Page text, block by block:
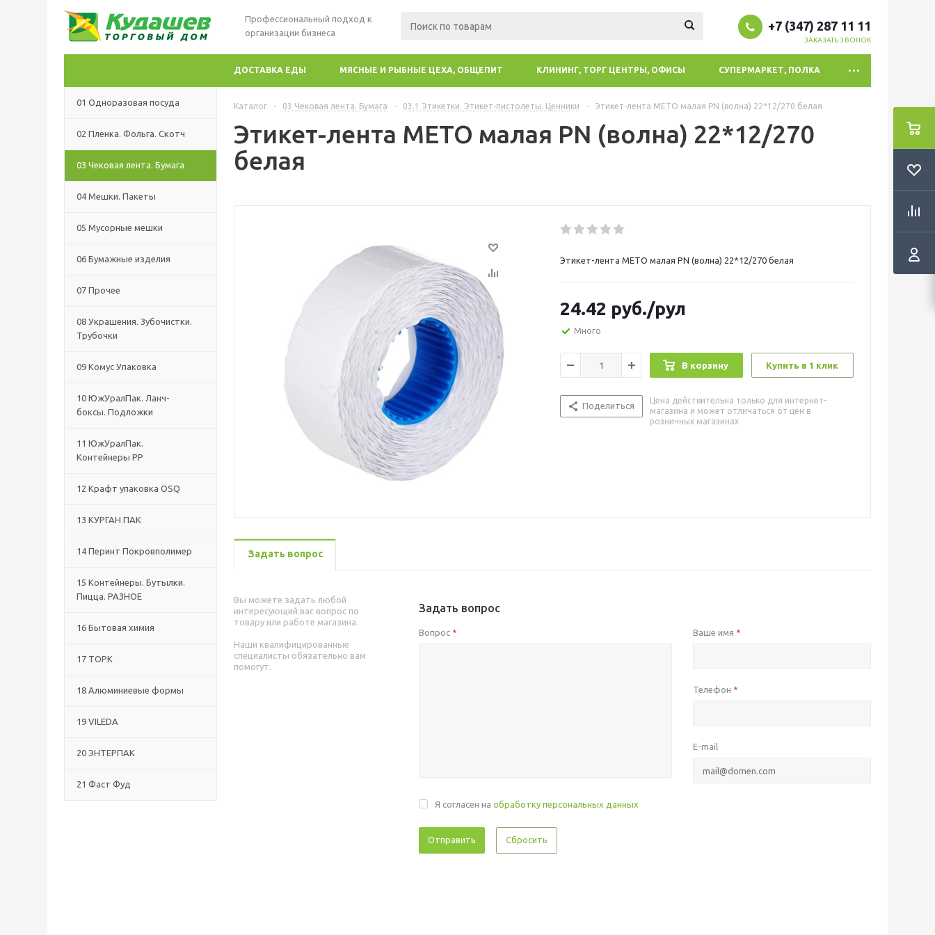
Профессиональный подход к
организации бизнеса
+7 (347) 287 11 11
ЗАКАЗАТЬ ЗВОНОК
ДОСТАВКА ЕДЫ МЯСНЫЕ И РЫБНЫЕ ЦЕХА, ОБЩЕПИТ КЛИНИНГ, ТОРГ ЦЕНТРЫ, ОФИСЫ СУПЕРМАРКЕТ, ПОЛКА
01 Одноразовая посуда
02 Пленка. Фольга. Скотч
03 Чековая лента. Бумага
04 Мешки. Пакеты
05 Мусорные мешки
06 Бумажные изделия
07 Прочее
08 Украшения. Зубочистки.
Трубочки
09 Комус Упаковка
10 ЮжУралПак. Ланч-
боксы. Подложки
11 ЮжУралПак.
Контейнеры РР
12 Крафт упаковка OSQ
13 КУРГАН ПАК
14 Перинт Покровполимер
15 Контейнеры. Бутылки.
Пицца. РАЗНОЕ
16 Бытовая химия
17 ТОРК
18 Алюминиевые формы
19 VILEDA
20 ЭНТЕРПАК
21 Фаст Фуд
Каталог - 03 Чековая лента. Бумага - 03.1 Этикетки. Этикет-пистолеты. Ценники - Этикет-лента МЕТО малая PN (волна) 22*12/270 белая
Этикет-лента МЕТО малая PN (волна) 22*12/270
белая
Этикет-лента МЕТО малая PN (волна) 22*12/270 белая
24.42 руб./рул
Много
В корзину Купить в 1 клик
Поделиться
Цена действительна только для интернет-
магазина и может отличаться от цен в
розничных магазинах
Задать вопрос
Вы можете задать любой
интересующий вас вопрос по
товару или работе магазина.
Наши квалифицированные
специалисты обязательно вам
помогут.
Задать вопрос
Вопрос * Ваше имя *
Телефон *
E-mail
Я согласен на обработку персональных данных
Сбросить